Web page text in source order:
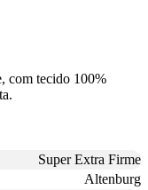
com tecido 100%
Super Extra Firme
Altenburg